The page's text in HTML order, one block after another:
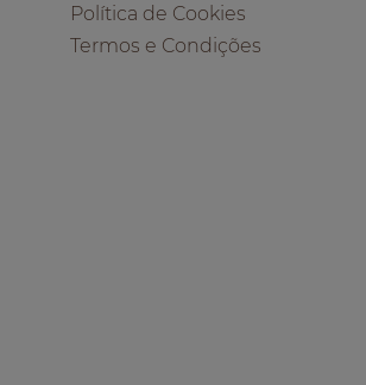
Política de Cookies
Termos e Condições